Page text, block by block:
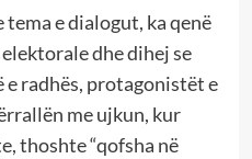
e dialogut, ka qenë
dhe dihej se
e radhës, protagonistët e
me ujkun, kur
thoshte “qofsha në